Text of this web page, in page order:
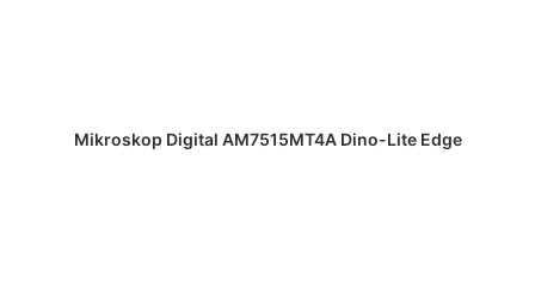
DAPATKAN PENAWARAN HARGA
Mikroskop Digital AM7515MT4A Dino-Lite Edge